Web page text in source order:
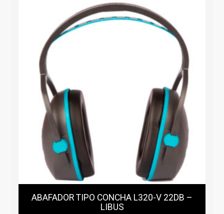
ABAFADOR TIPO CONCHA L320-V 22DB –
LIBUS